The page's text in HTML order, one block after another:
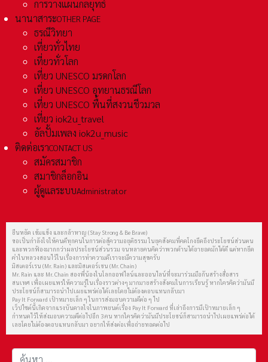
การวางแผนกลยุทธ์
นานาสาระOTHER PAGE
ธรณีวิทยา
เที่ยวทั่วไทย
เที่ยวทั่วโลก
เที่ยว UNESCO มรดกโลก
เที่ยว UNESCO อุทยานธรณีโลก
เที่ยว UNESCO พื้นที่สงวนชีวมวล
เที่ยว iok2u_travel
อัลปั้มเพลง iok2u_music
ติดต่อเราCONTACT US
สมัครสมาชิก
สมาชิกล็อกอิน
ผู้ดูแลระบบAdministrator
ยืนหยัด เข้มแข็ง และกล้าหาญ (Stay Strong & Be Brave)
ขอเป็นกำลังใจให้คนดีทุกคนในการต่อสู้ความอยุติธรรม ในยุคสังคมที่คดโกงยึดถึงประโยชน์ส่วนตน
และพวกฟ้องมากกว่าผลประโยชน์ส่วนรวม จนหลายคนคิดว่าพวกด้านได้อายอดมักได้ดี แต่หากยึด
คำในหลวงสอนไว้ในเรื่องการทำความดีเราจะมีความสุขครับ
มิสเตอร์เรน (Mr. Rain) และมิสเตอร์เชน (Mr. Chain)
Mr. Rain และ Mr. Chain สองพี่น้องในโลกออฟไลน์และออนไลน์ที่จะมาร่วมมือกันสร้างสื่อสาร
สนเทศ เพื่อเผยแพร่ให้ความรู้ในเรื่องราวต่างๆ มากมายสร้างสังคมในการเรียนรู้ หากใครคิดว่ามันมี
ประโยชน์ก็สามารถนำไปเผยแพร่ต่อได้เลยโดยไม่ต้องตอบแทนกลับมา
Pay It Forward เป้าหมายเล็ก ๆ ในการส่งมอบความดีต่อ ๆ ไป
เว็ปไซต์นี้เกิดจากแรงบันดาลใจในภาพยนต์เรื่อง Pay It Forward ที่เล่าถึงการมีเป้าหมายเล็ก ๆ
กำหนดไว้ให้ส่งมอบความดีต่อไปอีก 3 คน หากใครคิดว่ามันมีประโยชน์ก็สามารถนำไปเผยแพร่ต่อได้
เลยโดยไม่ต้องตอบแทนกลับมา อยากให้ส่งต่อเพื่อถ่ายทอดต่อไป
การค้นหา